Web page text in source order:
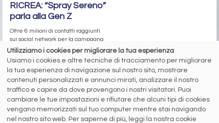
RICREA: “Spray Sereno”
parla alla Gen Z
Oltre 6 milioni di contatti raggiunti
sui social network per la campagna
sul riciclo degli aerosol
siderweb
LA COMMUNITY DELL'ACCIAIO
Siderweb S.p.A. SB Società del gruppo Morandi Group s.r.l.
Utilizziamo i cookies per migliorare la tua esperienza
Usiamo i cookies e altre tecniche di tracciamento per migliorare
la tua esperienza di navigazione sul nostro sito, mostrare
contenuti personalizzati e annunci mirati, analizzare il nostro
traffico e capire da dove provengono i nostri visitatori. Puoi
cambiare le tue impostazioni e rifiutare che alcuni tipi di cookies
vengano memorizzati sul tuo computer mentre stai navigando
nel nostro sito web. Per saperne di più, leggi la nostra cookie